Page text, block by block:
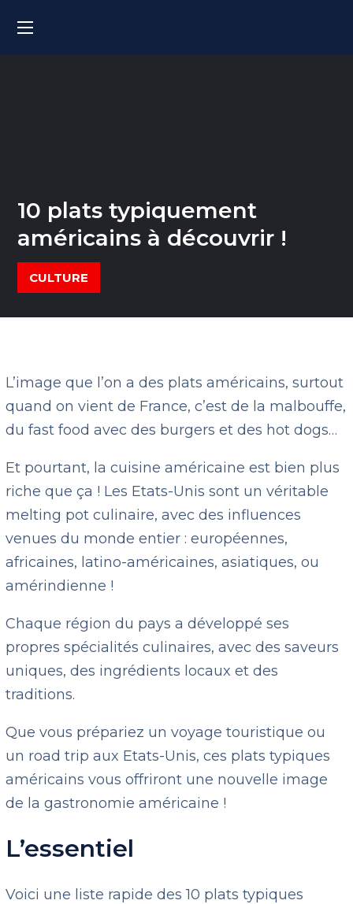
10 plats typiquement
américains à découvrir !
CULTURE
L’image que l’on a des plats américains, surtout
quand on vient de France, c’est de la malbouffe,
du fast food avec des burgers et des hot dogs…
Et pourtant, la cuisine américaine est bien plus
riche que ça ! Les Etats-Unis sont un véritable
melting pot culinaire, avec des influences
venues du monde entier : européennes,
africaines, latino-américaines, asiatiques, ou
amérindienne !
Chaque région du pays a développé ses
propres spécialités culinaires, avec des saveurs
uniques, des ingrédients locaux et des
traditions.
Que vous prépariez un voyage touristique ou
un road trip aux Etats-Unis, ces plats typiques
américains vous offriront une nouvelle image
de la gastronomie américaine !
L’essentiel
Voici une liste rapide des 10 plats typiques